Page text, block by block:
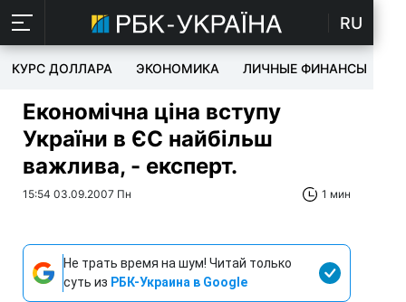
RU
КУРС ДОЛЛАРА ЭКОНОМИКА ЛИЧНЫЕ ФИНАНСЫ
Економічна ціна вступу
України в ЄС найбільш
важлива, - експерт.
15:54 03.09.2007 Пн 1 мин
Не трать время на шум! Читай только
суть из РБК-Украина в Google